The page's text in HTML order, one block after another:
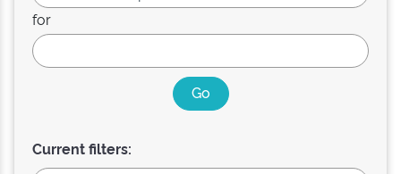
for
Current filters: